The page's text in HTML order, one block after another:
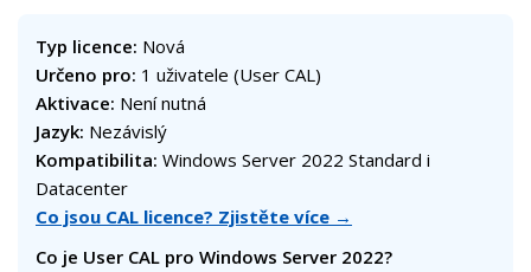
Typ licence: Nová
Určeno pro: 1 uživatele (User CAL)
Aktivace: Není nutná
Jazyk: Nezávislý
Kompatibilita: Windows Server 2022 Standard i
Datacenter
Co jsou CAL licence? Zjistěte více →
Co je User CAL pro Windows Server 2022?